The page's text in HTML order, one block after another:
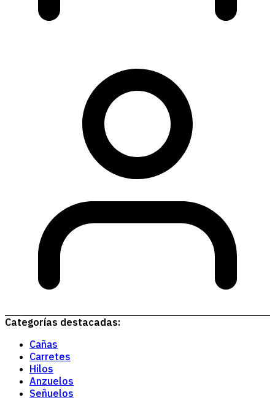
Categorías destacadas:
Cañas
Carretes
Hilos
Anzuelos
Señuelos